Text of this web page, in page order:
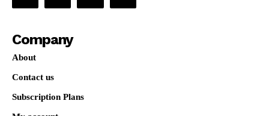
Company
About
Contact us
Subscription Plans